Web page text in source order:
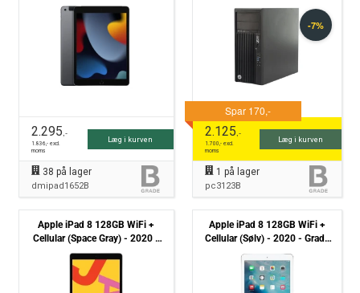
Grade B
2.295,-
1.836,- excl.
moms
Læg i kurven
38 på lager
dmipad1652B
SSD +1TB HDD - Nvidia RTX
2060 Win10 Pro - Grade B
2.125,-
1.700,- excl.
moms
Læg i kurven
1 på lager
pc3123B
Apple iPad 8 128GB WiFi +
Cellular (Space Gray) - 2020 -
Grade B
Apple iPad 8 128GB WiFi +
Cellular (Sølv) - 2020 - Grade